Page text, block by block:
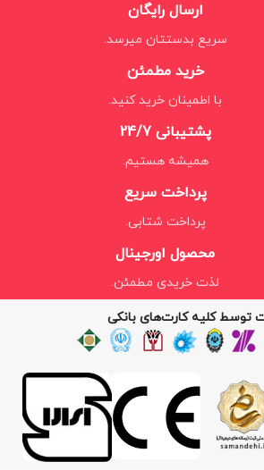
ارسال رایگان
سریع بدستتان میرسد.
خرید مطمئن
با اطمینان خرید کنید.
پشتیبانی 24/7
همیشه هستیم.
پرداخت سریع
پرداخت شتابی.
محصول اورجینال
لذت خریدی مطمئن.
توسط کلیه کارت‌های بانکی